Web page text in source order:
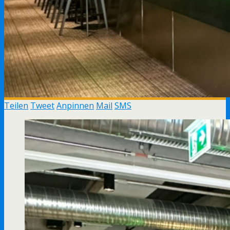
Teilen TweetAnpinnen Mail SMS